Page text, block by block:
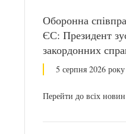
Оборонна
ЄС: Президент
закордонних
5 серпня 2026
Перейти до всіх новин